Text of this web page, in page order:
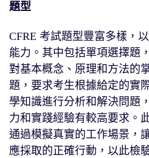
題型
CFRE 考試題型豐富多樣，
能力。其中包括單項選擇題
對基本概念、原理和方法的
題，要求考生根據給定的實
學知識進行分析和解決問題
力和實踐經驗有較高要求。
通過模擬真實的工作場景，
應採取的正確行動，以此檢